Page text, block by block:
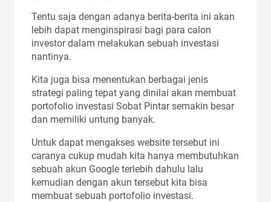
Tentu saja dengan adanya berita-berita ini akan
lebih dapat menginspirasi bagi para calon
investor dalam melakukan sebuah investasi
nantinya.
Kita juga bisa menentukan berbagai jenis
strategi paling tepat yang dinilai akan membuat
portofolio investasi Sobat Pintar semakin besar
dan memiliki untung banyak.
Untuk dapat mengakses website tersebut ini
caranya cukup mudah kita hanya membutuhkan
sebuah akun Google terlebih dahulu lalu
kemudian dengan akun tersebut kita bisa
membuat sebuah portofolio investasi.